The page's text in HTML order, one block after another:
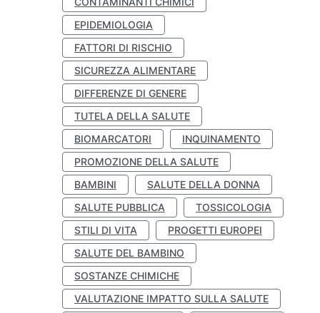
EPIDEMIOLOGIA
FATTORI DI RISCHIO
SICUREZZA ALIMENTARE
DIFFERENZE DI GENERE
TUTELA DELLA SALUTE
BIOMARCATORI
INQUINAMENTO
PROMOZIONE DELLA SALUTE
BAMBINI
SALUTE DELLA DONNA
SALUTE PUBBLICA
TOSSICOLOGIA
STILI DI VITA
PROGETTI EUROPEI
SALUTE DEL BAMBINO
SOSTANZE CHIMICHE
VALUTAZIONE IMPATTO SULLA SALUTE